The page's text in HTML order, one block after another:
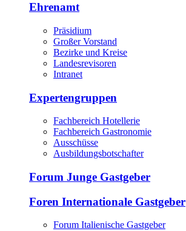
Ehrenamt
Präsidium
Großer Vorstand
Bezirke und Kreise
Landesrevisoren
Intranet
Expertengruppen
Fachbereich Hotellerie
Fachbereich Gastronomie
Ausschüsse
Ausbildungsbotschafter
Forum Junge Gastgeber
Foren Internationale Gastgeber
Forum Italienische Gastgeber